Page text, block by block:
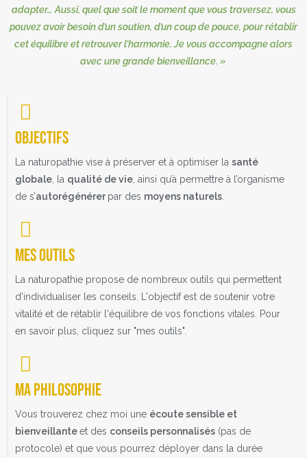
adapter… Aussi, quel que soit le moment que vous traversez, vous
pouvez avoir besoin d’un soutien, d’un coup de pouce, pour rétablir
cet équilibre et retrouver l’harmonie. Je vous accompagne alors
avec une grande bienveillance. »
Objectifs
La naturopathie vise à préserver et à optimiser la santé
globale , la qualité de vie , ainsi qu’à permettre à l’organisme
de s’autorégénérerpar des moyens naturels
Mes outils
La naturopathie propose de nombreux outils qui permettent
d'individualiser les conseils. L'objectif est de soutenir votre
vitalité et de rétablir l'équilibre de vos fonctions vitales. Pour
en savoir plus, cliquez sur "mes outils".
Ma philosophie
Vous trouverez chez moi une écoute sensible et
bienveillanteet des conseils personnalisés (pas de
protocole) et que vous pourrez déployer dans la durée